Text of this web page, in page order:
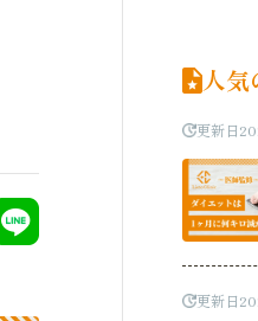
人気
更新日
更新日